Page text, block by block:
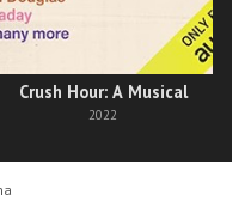
Crush Hour: A Musical
2022